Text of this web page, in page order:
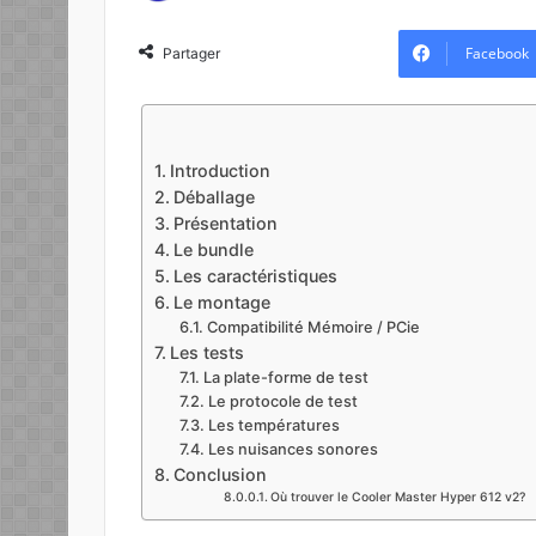
o
Partager Facebook
Introduction
Déballage
Présentation
Le bundle
Les caractéristiques
Le montage
Compatibilité Mémoire / PCie
Les tests
La plate-forme de test
Le protocole de test
Les températures
Les nuisances sonores
Conclusion
Où trouver le Cooler Master Hyper 612 v2?